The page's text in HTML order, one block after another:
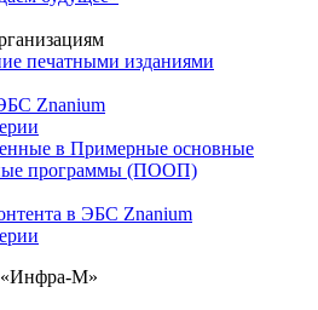
печатными изданиями
Znanium
в Примерные основные
программы (ПООП)
в ЭБС Znanium
«Инфра-М»